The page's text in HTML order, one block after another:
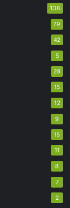
138
79
42
5
28
15
12
9
15
11
8
7
2